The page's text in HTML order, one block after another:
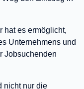
hat es ermöglicht,
Unternehmens und
Jobsuchenden
nicht nur die